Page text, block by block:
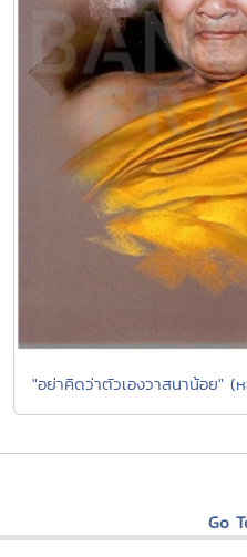
"อย่าคิดว่าตัวเองวาสนาน้อย" (
Go